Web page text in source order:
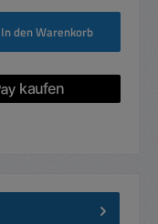
benutze die Schaltflächen um
In den Warenkorb